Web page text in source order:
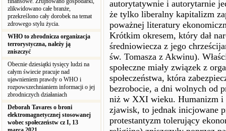
zlikwidowano całe branże,
przekreślono cały dorobek na temat
zdrowego stylu życia.
WHO to zbrodnicza organizacja
terrorystyczna, należy ją
zniszczyć
Obecnie dziesiątki tysięcy ludzi na
całym świecie pracuje nad
ujawnieniem prawdy o WHO i
rozpowszechnianiem informacji o jej
zbrodniczych działaniach
Deborah Tavares o broni
elektromagnetycznej stosowanej
wobec społeczeństw cz I, 13
autorytatywnie i autorytarnie
że tylko liberalny kapitalizm
poważnej literatury
Krótkim okresem, który dał
średniowiecza z jego
św. Tomasza z Akwinu).
społeczne miały związek z
społeczeństwa, która
bezrobocie, a dni wolnych od
niż w XXI wieku. Humanizm i
zjawisk, to jednak inicjowane
protestantyzm tolerujący